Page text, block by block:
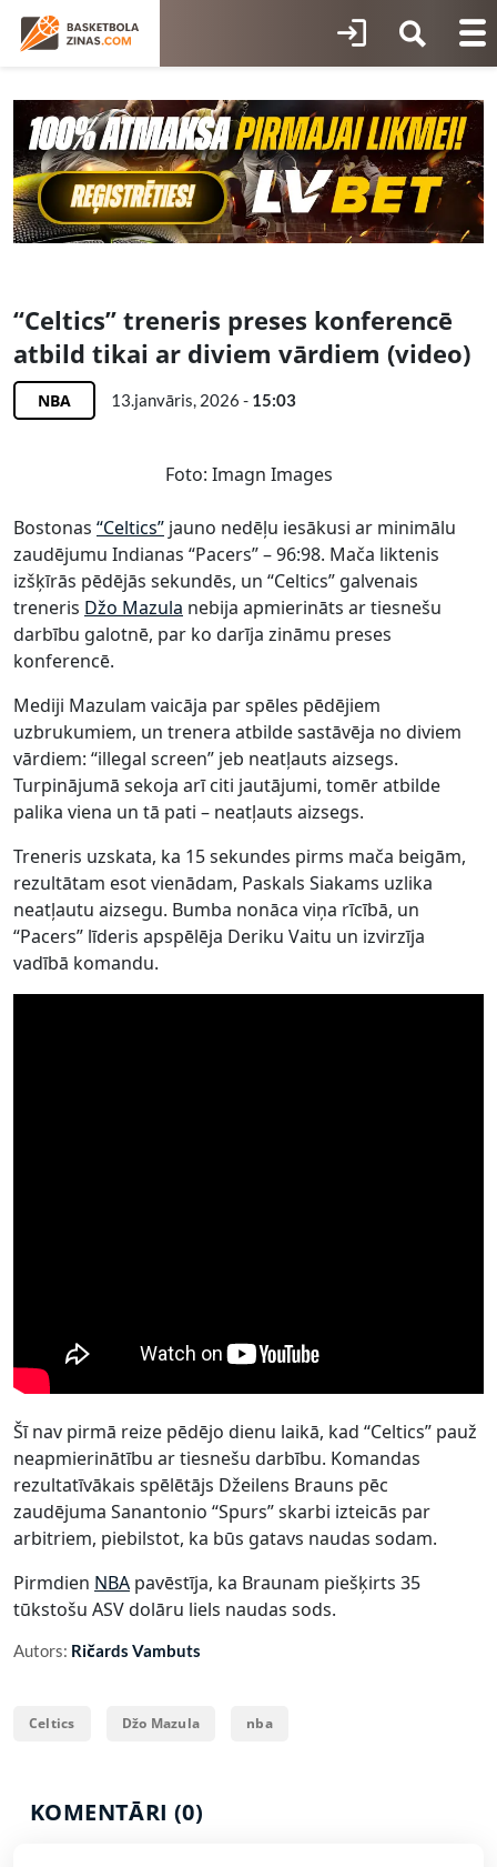
“Celtics” treneris preses konferencē
atbild tikai ar diviem vārdiem (video)
NBA 13.janvāris, 2026 - 15:03
Foto: Imagn Images
Bostonas “Celtics” jauno nedēļu iesākusi ar minimālu
zaudējumu Indianas “Pacers” – 96:98. Mača liktenis
izšķīrās pēdējās sekundēs, un “Celtics” galvenais
treneris Džo Mazula nebija apmierināts ar tiesnešu
darbību galotnē, par ko darīja zināmu preses
konferencē.
Mediji Mazulam vaicāja par spēles pēdējiem
uzbrukumiem, un trenera atbilde sastāvēja no diviem
vārdiem: “illegal screen” jeb neatļauts aizsegs.
Turpinājumā sekoja arī citi jautājumi, tomēr atbilde
palika viena un tā pati – neatļauts aizsegs.
Treneris uzskata, ka 15 sekundes pirms mača beigām,
rezultātam esot vienādam, Paskals Siakams uzlika
neatļautu aizsegu. Bumba nonāca viņa rīcībā, un
“Pacers” līderis apspēlēja Deriku Vaitu un izvirzīja
vadībā komandu.
Šī nav pirmā reize pēdējo dienu laikā, kad “Celtics” pauž
neapmierinātību ar tiesnešu darbību. Komandas
rezultatīvākais spēlētājs Džeilens Brauns pēc
zaudējuma Sanantonio “Spurs” skarbi izteicās par
arbitriem, piebilstot, ka būs gatavs naudas sodam.
Pirmdien NBA pavēstīja, ka Braunam piešķirts 35
tūkstošu ASV dolāru liels naudas sods.
Autors: Ričards Vambuts
Celtics Džo Mazula nba
KOMENTĀRI (0)